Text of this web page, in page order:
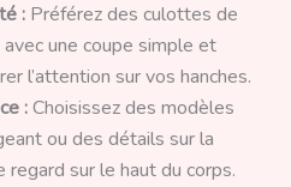
:Préférez des culottes de
une coupe simple et
l’attention sur vos hanches.
:Choisissez des modèles
ou des détails sur la
sur le haut du corps.